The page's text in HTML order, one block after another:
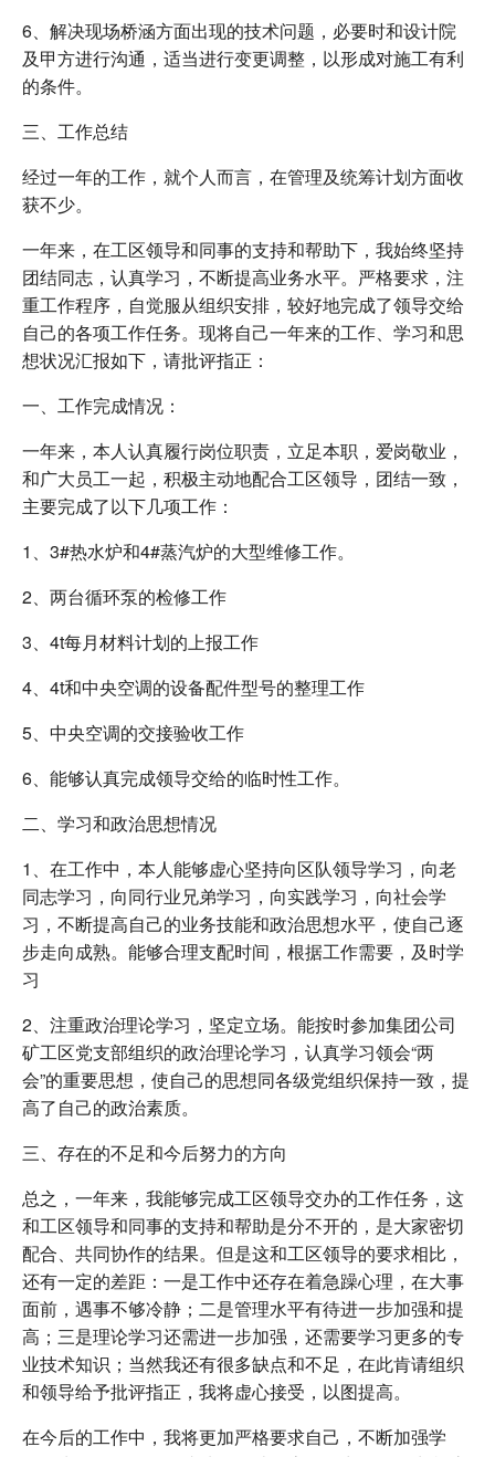
6、解决现场桥涵方面出现的技术问题，必要时和设计院
及甲方进行沟通，适当进行变更调整，以形成对施工有利
的条件。
三、工作总结
经过一年的工作，就个人而言，在管理及统筹计划方面收
获不少。
一年来，在工区领导和同事的支持和帮助下，我始终坚持
团结同志，认真学习，不断提高业务水平。严格要求，注
重工作程序，自觉服从组织安排，较好地完成了领导交给
自己的各项工作任务。现将自己一年来的工作、学习和思
想状况汇报如下，请批评指正：
一、工作完成情况：
一年来，本人认真履行岗位职责，立足本职，爱岗敬业，
和广大员工一起，积极主动地配合工区领导，团结一致，
主要完成了以下几项工作：
1、3#热水炉和4#蒸汽炉的大型维修工作。
2、两台循环泵的检修工作
3、4t每月材料计划的上报工作
4、4t和中央空调的设备配件型号的整理工作
5、中央空调的交接验收工作
6、能够认真完成领导交给的临时性工作。
二、学习和政治思想情况
1、在工作中，本人能够虚心坚持向区队领导学习，向老
同志学习，向同行业兄弟学习，向实践学习，向社会学
习，不断提高自己的业务技能和政治思想水平，使自己逐
步走向成熟。能够合理支配时间，根据工作需要，及时学
习
2、注重政治理论学习，坚定立场。能按时参加集团公司
矿工区党支部组织的政治理论学习，认真学习领会“两
会”的重要思想，使自己的思想同各级党组织保持一致，提
高了自己的政治素质。
三、存在的不足和今后努力的方向
总之，一年来，我能够完成工区领导交办的工作任务，这
和工区领导和同事的支持和帮助是分不开的，是大家密切
配合、共同协作的结果。但是这和工区领导的要求相比，
还有一定的差距：一是工作中还存在着急躁心理，在大事
面前，遇事不够冷静；二是管理水平有待进一步加强和提
高；三是理论学习还需进一步加强，还需要学习更多的专
业技术知识；当然我还有很多缺点和不足，在此肯请组织
和领导给予批评指正，我将虚心接受，以图提高。
在今后的工作中，我将更加严格要求自己，不断加强学